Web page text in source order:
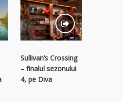
Sullivan’s Crossing
– finalul sezonului
4, pe Diva